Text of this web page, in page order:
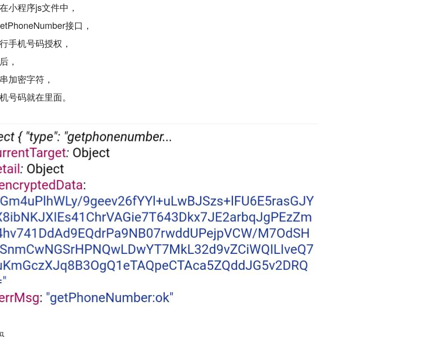
小程序js文件中，
接口，
手机号码授权，
，
加密字符，
号码就在里面。